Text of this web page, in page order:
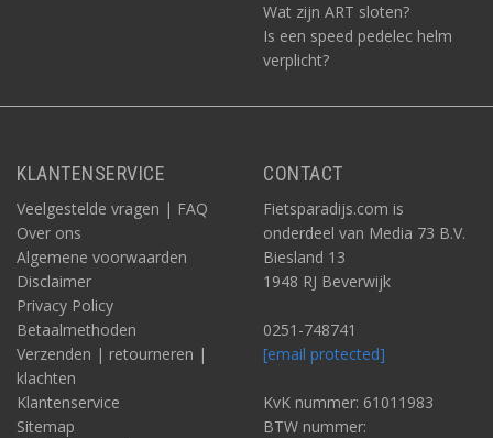
Wat zijn ART sloten?
Is een speed pedelec helm
verplicht?
KLANTENSERVICE
Veelgestelde vragen | FAQ
Over ons
Algemene voorwaarden
Disclaimer
Privacy Policy
Betaalmethoden
Verzenden | retourneren |
klachten
Klantenservice
Sitemap
CONTACT
Fietsparadijs.com is
onderdeel van Media 73 B.V.
Biesland 13
1948 RJ Beverwijk
0251-748741
[email protected]
KvK nummer: 61011983
BTW nummer: